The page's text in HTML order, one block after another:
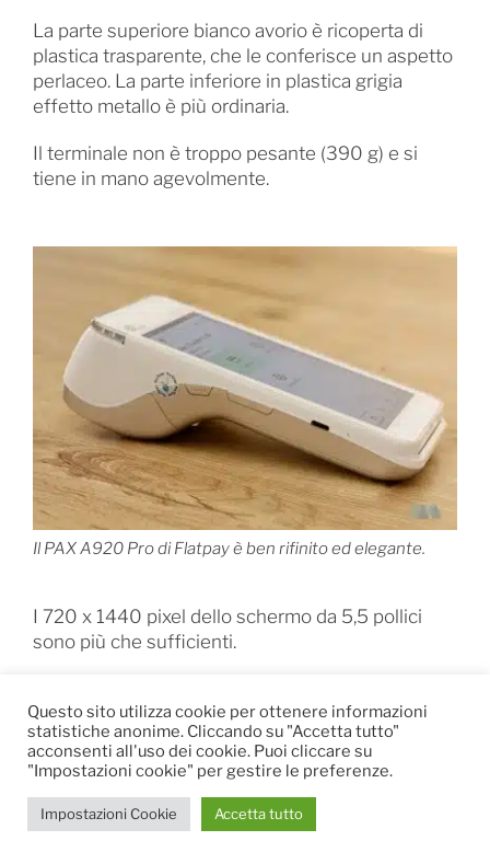
La parte superiore bianco avorio è ricoperta di
plastica trasparente, che le conferisce un aspetto
perlaceo. La parte inferiore in plastica grigia
effetto metallo è più ordinaria.
Il terminale non è troppo pesante (390 g) e si
tiene in mano agevolmente.
Il PAX A920 Pro di Flatpay è ben rifinito ed elegante.
I 720 x 1440 pixel dello schermo da 5,5 pollici
sono più che sufficienti.
buona leggibilità anche non guardandolo
frontalmente. Tuttavia abbiamo constatato che
non bisogna allontanarsi di più di 30° rispetto alla
bruscamente.
Questo sito utilizza cookie per ottenere informazioni
statistiche anonime. Cliccando su "Accetta tutto"
acconsenti all'uso dei cookie. Puoi cliccare su
"Impostazioni cookie" per gestire le preferenze.
Impostazioni Cookie Accetta tutto